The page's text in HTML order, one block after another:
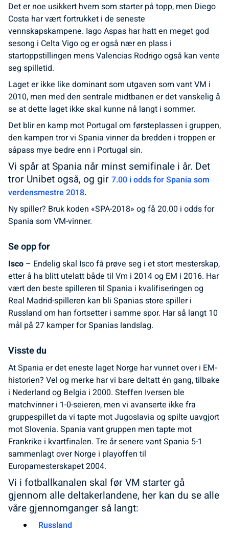
Det er noe usikkert hvem som starter på topp, men Diego
Costa har vært fortrukket i de seneste
vennskapskampene. Iago Aspas har hatt en meget god
sesong i Celta Vigo og er også nær en plass i
startoppstillingen mens Valencias Rodrigo også kan vente
seg spilletid.
Laget er ikke like dominant som utgaven som vant VM i
2010, men med den sentrale midtbanen er det vanskelig å
se at dette laget ikke skal kunne nå langt i sommer.
Det blir en kamp mot Portugal om førsteplassen i gruppen,
den kampen tror vi Spania vinner da bredden i troppen er
såpass mye bedre enn i Portugal sin.
Vi spår at Spania når minst semifinale i år. Det
tror Unibet også, og gir 7.00 i odds for Spania som
verdensmestre 2018.
Ny spiller? Bruk koden «SPA-2018» og få 20.00 i odds for
Spania som VM-vinner.
Se opp for
Isco – Endelig skal Isco få prøve seg i et stort mesterskap,
etter å ha blitt utelatt både til Vm i 2014 og EM i 2016. Har
vært den beste spilleren til Spania i kvalifiseringen og
Real Madrid-spilleren kan bli Spanias store spiller i
Russland om han fortsetter i samme spor. Har så langt 10
mål på 27 kamper for Spanias landslag.
Visste du
At Spania er det eneste laget Norge har vunnet over i EM-
historien? Vel og merke har vi bare deltatt én gang, tilbake
i Nederland og Belgia i 2000. Steffen Iversen ble
matchvinner i 1-0-seieren, men vi avanserte ikke fra
gruppespillet da vi tapte mot Jugoslavia og spilte uavgjort
mot Slovenia. Spania vant gruppen men tapte mot
Frankrike i kvartfinalen. Tre år senere vant Spania 5-1
sammenlagt over Norge i playoffen til
Europamesterskapet 2004.
Vi i fotballkanalen skal før VM starter gå
gjennom alle deltakerlandene, her kan du se alle
våre gjennomganger så langt:
Russland